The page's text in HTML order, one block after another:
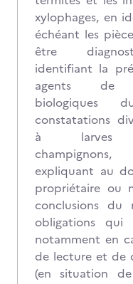
xylophages, en
échéant les
être
identifiant la
agents de
biologiques
constatations
à larves
expliquant au
propriétaire ou
conclusions
obligations qui
notamment en
de lecture et de
(en situation